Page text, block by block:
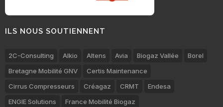
ILS NOUS SOUTIENNENT
2C-Consulting Alkio Altens Avia Biogaz Vallée
Borel
Bretagne Mobilité GNV
Certis Maintenance
Cirrus Compresseurs
Créagaz CRMT
Endesa
ENGIE Solutions
France Mobilité Biogaz